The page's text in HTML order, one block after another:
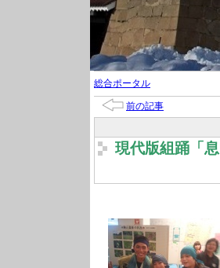
総合ポータル
前の記事
現代版組踊「